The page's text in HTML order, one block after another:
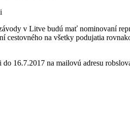
v Litve budú mať nominovaní
na všetky podujatia
16.7.2017 na mailovú adresu